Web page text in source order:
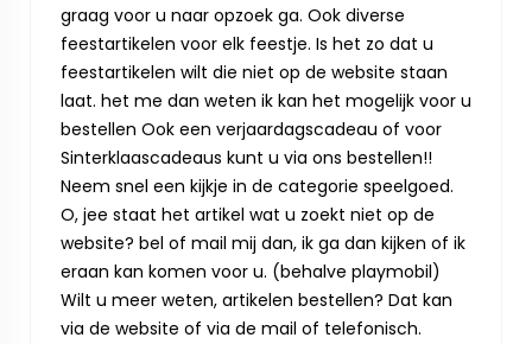
graag voor u naar opzoek ga. Ook diverse
feestartikelen voor elk feestje. Is het zo dat u
feestartikelen wilt die niet op de website staan
laat. het me dan weten ik kan het mogelijk voor u
bestellen Ook een verjaardagscadeau of voor
Sinterklaascadeaus kunt u via ons bestellen!!
Neem snel een kijkje in de categorie speelgoed.
O, jee staat het artikel wat u zoekt niet op de
website? bel of mail mij dan, ik ga dan kijken of ik
eraan kan komen voor u. (behalve playmobil)
Wilt u meer weten, artikelen bestellen? Dat kan
via de website of via de mail of telefonisch.